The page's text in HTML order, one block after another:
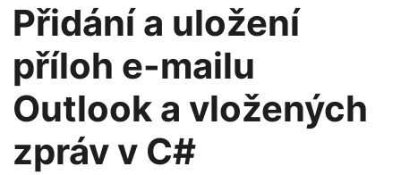
n
a
v
i
g
a
c
Přidání a uložení
příloh e-mailu
Outlook a vložených
zpráv v C#